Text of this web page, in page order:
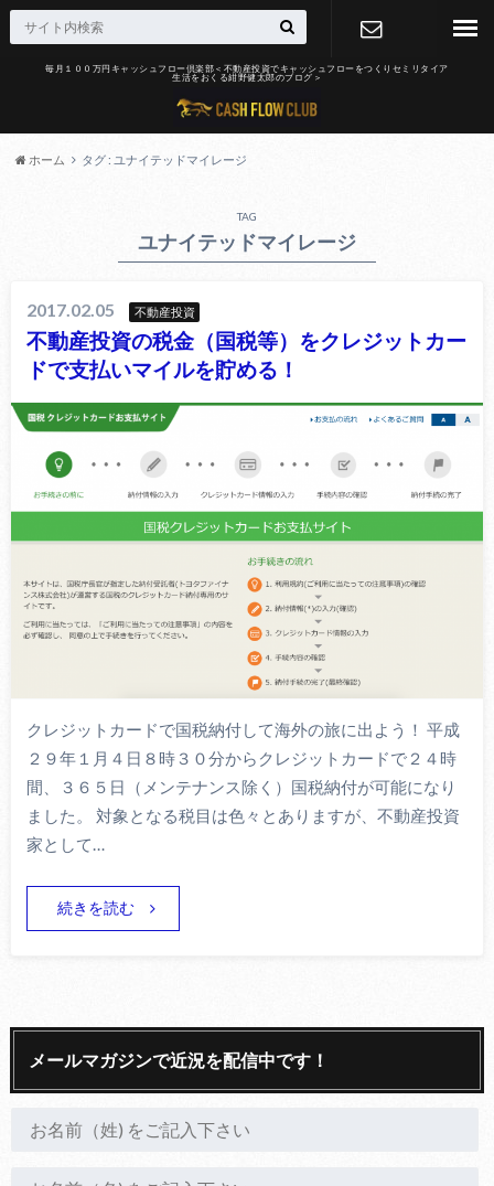
毎月１００万円キャッシュフロー倶楽部＜不動産投資でキャッシュフローをつくりセミリタイア
生活をおくる紺野健太郎のブログ＞
ホーム タグ : ユナイテッドマイレージ
TAG
ユナイテッドマイレージ
2017.02.05 不動産投資
不動産投資の税金（国税等）をクレジットカー
ドで支払いマイルを貯める！
クレジットカードで国税納付して海外の旅に出よう！ 平成
２９年１月４日８時３０分からクレジットカードで２４時
間、３６５日（メンテナンス除く）国税納付が可能になり
ました。 対象となる税目は色々とありますが、不動産投資
家として…
続きを読む
メールマガジンで近況を配信中です！